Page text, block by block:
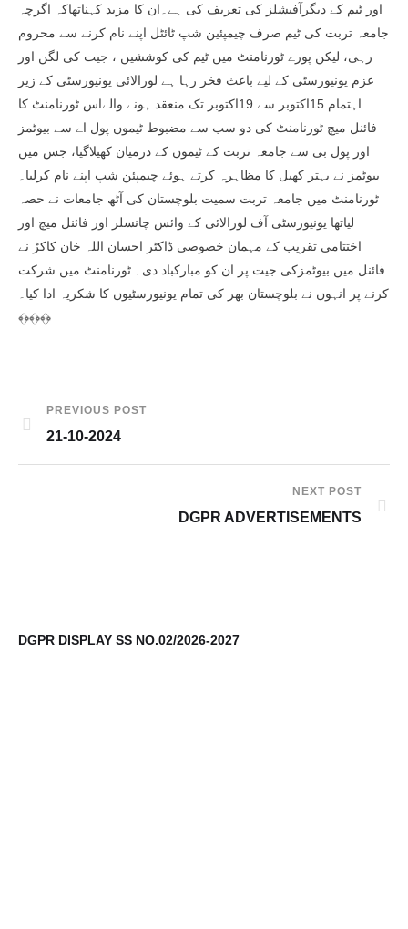
اور ٹیم کے دیگرآفیشلز کی تعریف کی ہے۔ان کا مزید کہناتھاکہ اگرچہ
جامعہ تربت کی ٹیم صرف چیمپئین شپ ٹائٹل اپنے نام کرنے سے محروم
رہی، لیکن پورے ٹورنامنٹ میں ٹیم کی کوششیں ، جیت کی لگن اور
عزم یونیورسٹی کے لیے باعث فخر رہا ہے لورالائی یونیورسٹی کے زیر
اہتمام 15اکتوبر سے 19اکتوبر تک منعقد ہونے والےاس ٹورنامنٹ کا
فائنل میچ ٹورنامنٹ کی دو سب سے مضبوط ٹیموں پول اے سے بیوٹمز
اور پول بی سے جامعہ تربت کے ٹیموں کے درمیان کھیلاگیا، جس میں
بیوٹمز نے بہتر کھیل کا مظاہرہ کرتے ہوئے چیمپئن شپ اپنے نام کرلیا۔
ٹورنامنٹ میں جامعہ تربت سمیت بلوچستان کی آٹھ جامعات نے حصہ
لیاتھا یونیورسٹی آف لورالائی کے وائس چانسلر اور فائنل میچ اور
اختتامی تقریب کے مہمان خصوصی ڈاکٹر احسان اللہ خان کاکڑ نے
فائنل میں بیوٹمزکی جیت پر ان کو مبارکباد دی۔ ٹورنامنٹ میں شرکت
کرنے پر انہوں نے بلوچستان بھر کی تمام یونیورسٹیوں کا شکریہ ادا کیا۔
﴾﴿﴾﴿﴾﴿
PREVIOUS POST
21-10-2024
NEXT POST
DGPR ADVERTISEMENTS
DGPR DISPLAY SS NO.02/2026-2027